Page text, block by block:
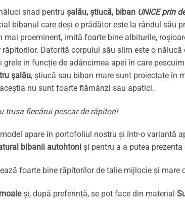
shad pentru șalău, știucă, biban UNICE prin
bibanul care deși e prădător este la rândul său
mai proeminent, imită foarte bine albiturile,
Datorită corpului său slim este o
grele in funcție de adâncimea apei în care
șalău, știucă sau biban mare sunt proiectate în
nu sunt foarte flămânzi sau apatici.
trusa fiecărui pescar de răpitori!
apare în portofoliul nostru și într-o variantă
bibanii autohtoni și pentru a a putea
foarte bine răpitorilor de talie mijlocie și mare
și, după preferință, se pot face din material